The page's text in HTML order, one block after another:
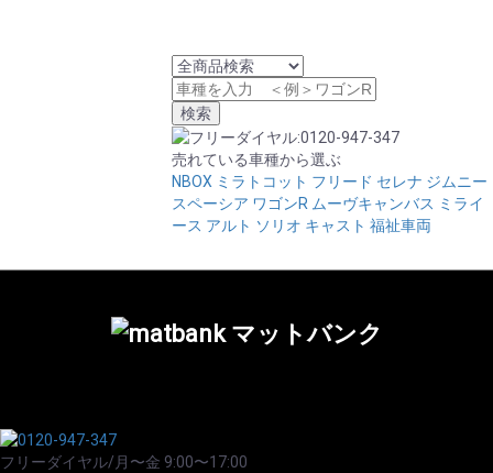
売れている車種から選ぶ
NBOX ミラトコット フリード セレナ ジムニー
スペーシア ワゴンR ムーヴキャンバス ミライ
ース アルト ソリオ キャスト 福祉車両
フリーダイヤル/月〜金 9:00〜17:00